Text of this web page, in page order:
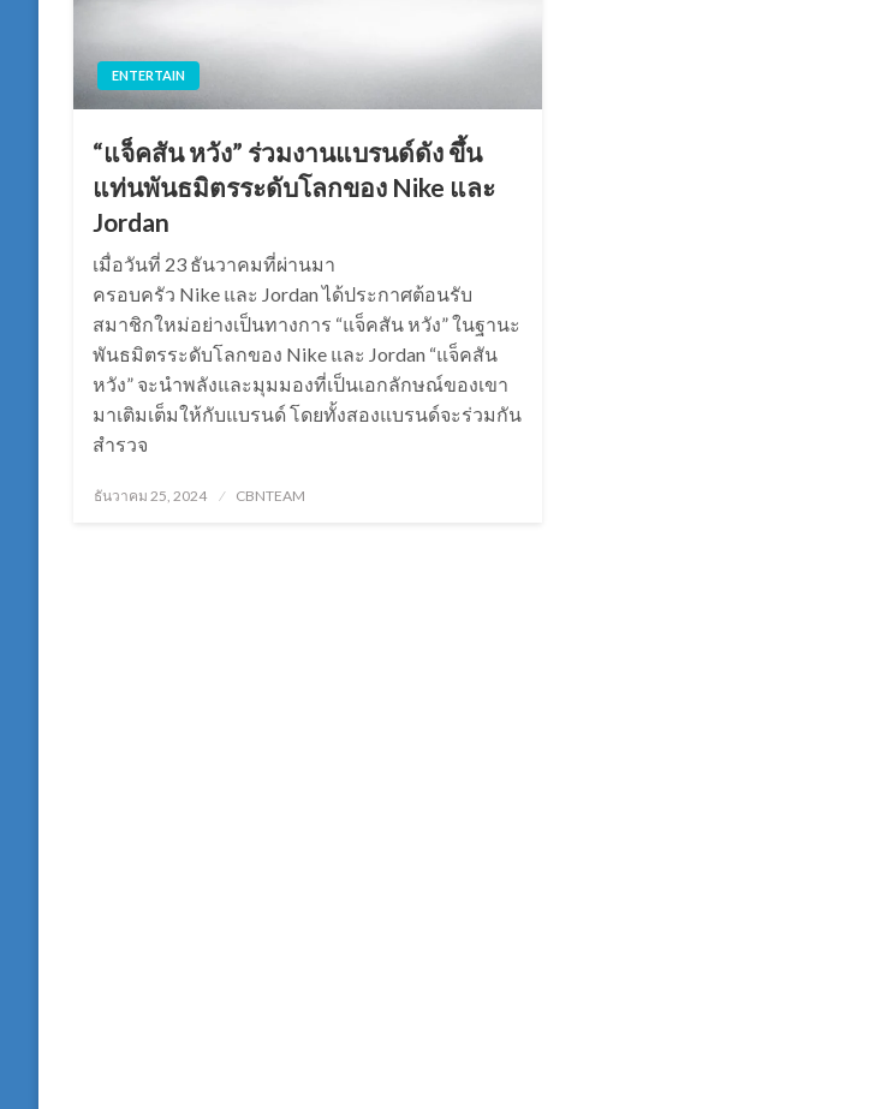
ENTERTAIN
“แจ็คสัน หวัง” ร่วมงานแบรนด์ดัง ขึ้น
แท่นพันธมิตรระดับโลกของ Nike และ
Jordan
เมื่อวันที่ 23 ธันวาคมที่ผ่านมา
ครอบครัว Nike และ Jordan ได้ประกาศต้อนรับ
สมาชิกใหม่อย่างเป็นทางการ “แจ็คสัน หวัง” ในฐานะ
พันธมิตรระดับโลกของ Nike และ Jordan “แจ็คสัน
หวัง” จะนำพลังและมุมมองที่เป็นเอกลักษณ์ของเขา
มาเติมเต็มให้กับแบรนด์ โดยทั้งสองแบรนด์จะร่วมกัน
สำรวจ
Posted
ธันวาคม 25, 2024 CBNTEAM